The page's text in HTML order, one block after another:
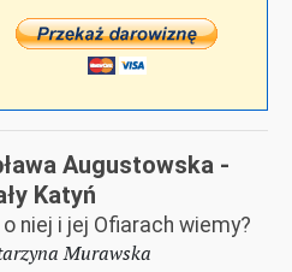
Augustowska -
Katyń
o niej i jej Ofiarach wiemy?
Murawska